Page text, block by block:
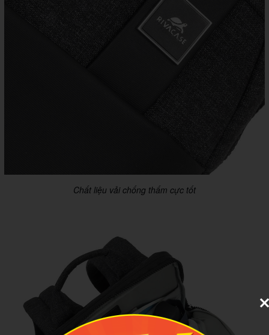
Chất liệu vải chống thấm cực tốt